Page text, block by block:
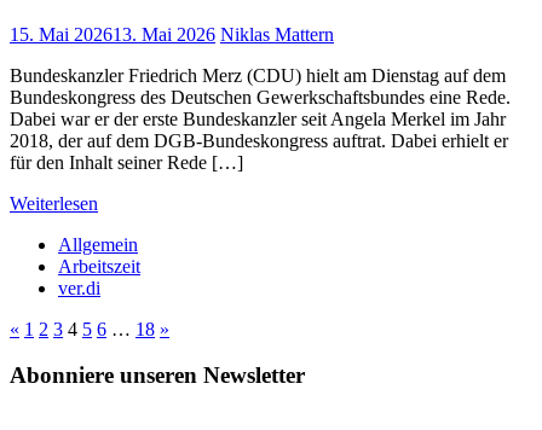
15. Mai 202613. Mai 2026 Niklas Mattern
Bundeskanzler Friedrich Merz (CDU) hielt am Dienstag auf dem
Bundeskongress des Deutschen Gewerkschaftsbundes eine Rede.
Dabei war er der erste Bundeskanzler seit Angela Merkel im Jahr
2018, der auf dem DGB-Bundeskongress auftrat. Dabei erhielt er
für den Inhalt seiner Rede […]
Weiterlesen
Allgemein
Arbeitszeit
ver.di
Seitennummerierung
der
« Vorherige
1 2 3 4 5 6 … 18 Nächste
»
Abonniere unseren Newsletter